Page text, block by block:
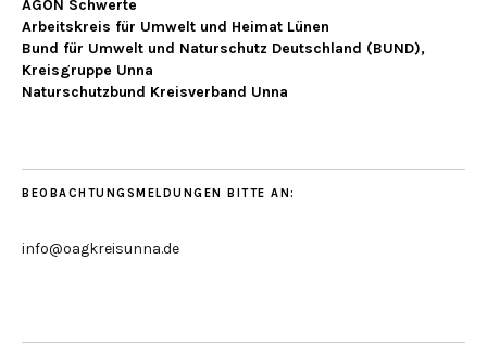
AGON Schwerte
Arbeitskreis für Umwelt und Heimat Lünen
Bund für Umwelt und Naturschutz Deutschland (BUND),
Kreisgruppe Unna
Naturschutzbund Kreisverband Unna
BEOBACHTUNGSMELDUNGEN BITTE AN:
info@oagkreisunna.de